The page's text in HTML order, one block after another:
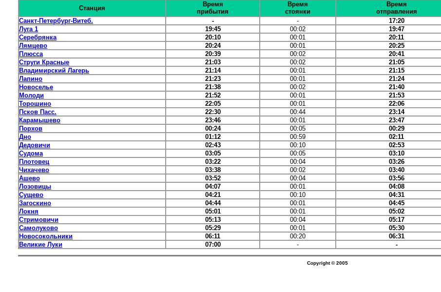
Станция
Время
прибытия
Время
стоянки
Время
отправления
Санкт-Петербург-Витеб.
- - 17:20
Луга 1
19:45 00:02 19:47
Серебрянка
20:10 00:01 20:11
Лямцево
20:24 00:01 20:25
Плюсса
20:39 00:02 20:41
Струги Красные
21:03 00:02 21:05
Владимирский Лагерь
21:14 00:01 21:15
Лапино
21:23 00:01 21:24
Новоселье
21:38 00:02 21:40
Молоди
21:52 00:01 21:53
Торошино
22:05 00:01 22:06
Псков Пасс.
22:30 00:44 23:14
Карамышево
23:46 00:01 23:47
Порхов
00:24 00:05 00:29
Дно
01:12 00:59 02:11
Дедовичи
02:43 00:10 02:53
Судома
03:05 00:05 03:10
Плотовец
03:22 00:04 03:26
Чихачево
03:38 00:02 03:40
Ашево
03:52 00:04 03:56
Лозовицы
04:07 00:01 04:08
Сущево
04:21 00:10 04:31
Загоскино
04:44 00:01 04:45
Локня
05:01 00:01 05:02
Стримовичи
05:13 00:04 05:17
Самолуково
05:29 00:01 05:30
Новосокольники
06:11 00:20 06:31
Великие Луки
07:00 - -
Copyright © 2005